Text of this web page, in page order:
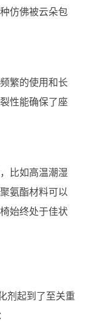
仿佛被云朵包
繁的使用和长
性能确保了座
比如高温潮湿
氨酯材料可以
始终处于佳状
剂起到了至关重